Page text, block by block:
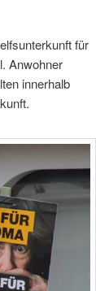
für
Anwohner
innerhalb